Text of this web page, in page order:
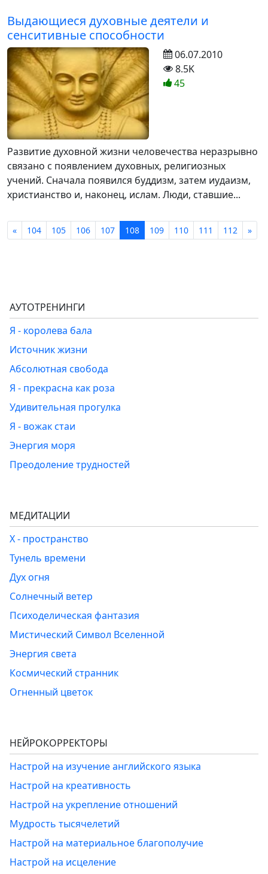
Выдающиеся духовные деятели и
сенситивные способности
Развитие духовной жизни человечества неразрывно
связано с появлением духовных, религиозных
учений. Сначала появился буддизм, затем иудаизм,
христианство и, наконец, ислам. Люди, ставшие...
06.07.2010
8.5K
45
« 104 105 106 107 108 109 110 111 112 »
АУТОТРЕНИНГИ
Я - королева бала
Источник жизни
Абсолютная свобода
Я - прекрасна как роза
Удивительная прогулка
Я - вожак стаи
Энергия моря
Преодоление трудностей
МЕДИТАЦИИ
Х - пространство
Тунель времени
Дух огня
Солнечный ветер
Психоделическая фантазия
Мистический Символ Вселенной
Энергия света
Космический странник
Огненный цветок
НЕЙРОКОРРЕКТОРЫ
Настрой на изучение английского языка
Настрой на креативность
Настрой на укрепление отношений
Мудрость тысячелетий
Настрой на материальное благополучие
Настрой на исцеление